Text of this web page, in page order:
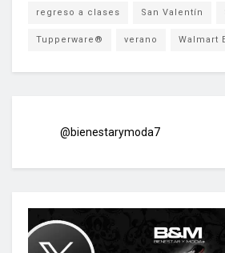
regreso a clases San Valentín
Tupperware® verano Walmart
@bienestarymoda7